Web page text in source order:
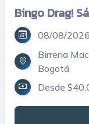
Bingo Drag!
08/08/2026
Birreria
Bogotá
Desde